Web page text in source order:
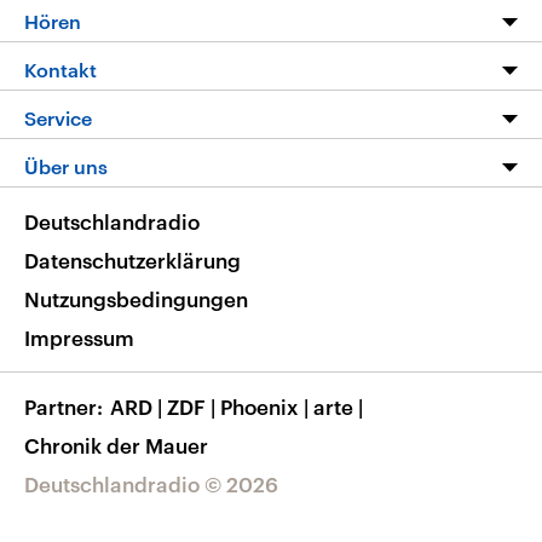
Programm
Die Nachrichten
Nachrichtenleicht
Neue Beiträge auf dlf.de
Hören
Livestream
Podcasts
Deutschlandfunk App
Nachrichten App
Frequenzen
Kontakt
Hörerservice
Service
FAQ
Veranstaltungen
Musikliste
RSS
Über uns
Barrierefreiheit
Deutschlandradio © 2026
Deutschlandradio
Datenschutzerklärung
Nutzungsbedingungen
Impressum
Partner ARD | ZDF | Phoenix | arte |
Chronik der Mauer